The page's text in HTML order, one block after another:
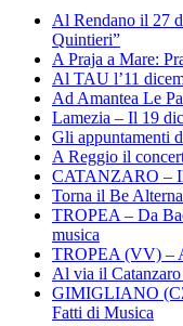
Al Rendano il 27
Quintieri”
A Praja a Mare:
Al TAU l’11
Ad Amantea Le
Lamezia – Il 19
Gli appuntamenti
A Reggio il
CATANZARO – Il
Torna il Be
TROPEA – Da
musica
TROPEA (VV) –
Al via il Catanzaro
GIMIGLIANO
Fatti di Musica